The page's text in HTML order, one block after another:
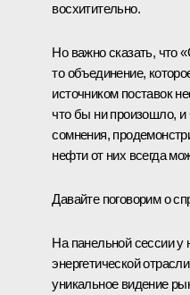
восхитительно.
Но важно сказать, что
то объединение,
источником поставок
что бы ни произошло, и
сомнения,
нефти от них всегда
Давайте поговорим о
На панельной сессии у
энергетической
уникальное видение